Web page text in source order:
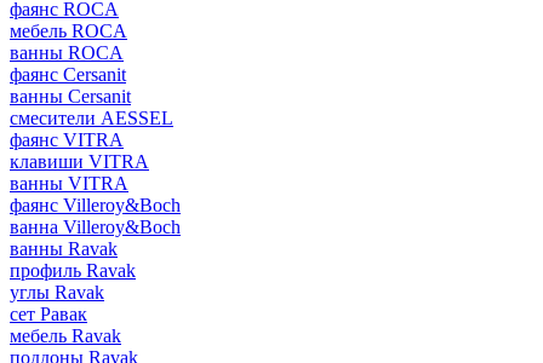
фаянс ROCA
мебель ROCA
ванны ROCA
фаянс Cersanit
ванны Cersanit
смесители AESSEL
фаянс VITRA
клавиши VITRA
ванны VITRA
фаянс Villeroy&Boch
ванна Villeroy&Boch
ванны Ravak
профиль Ravak
углы Ravak
сет Равак
мебель Ravak
поддоны Ravak